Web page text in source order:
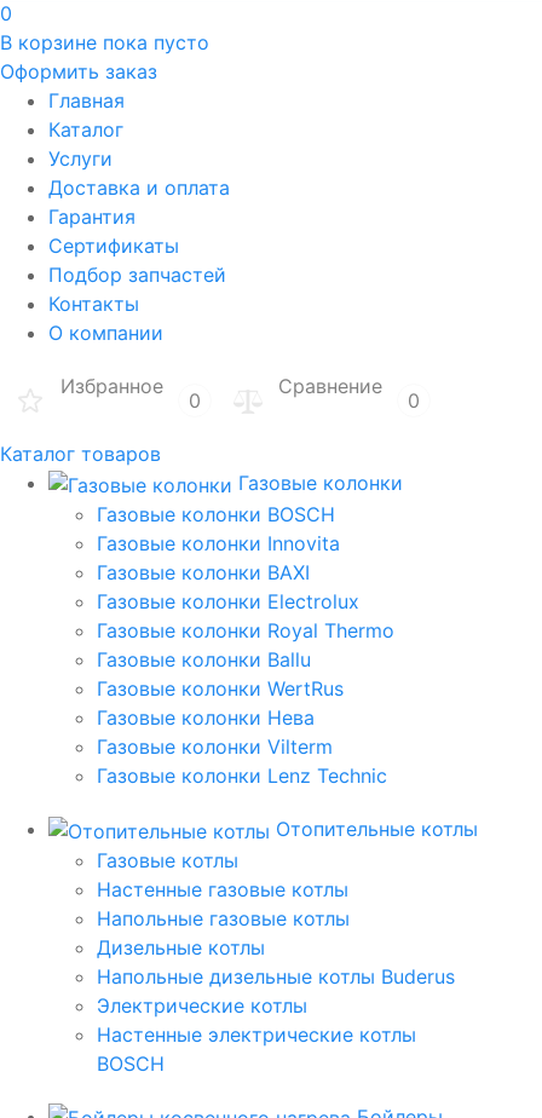
0
В корзине пока пусто
Оформить заказ
Главная
Каталог
Услуги
Доставка и оплата
Гарантия
Сертификаты
Подбор запчастей
Контакты
О компании
Избранное
0
Сравнение
0
Каталог товаров
Газовые колонки
Газовые колонки BOSCH
Газовые колонки Innovita
Газовые колонки BAXI
Газовые колонки Electrolux
Газовые колонки Royal Thermo
Газовые колонки Ballu
Газовые колонки WertRus
Газовые колонки Нева
Газовые колонки Vilterm
Газовые колонки Lenz Technic
Отопительные котлы
Газовые котлы
Настенные газовые котлы
Напольные газовые котлы
Дизельные котлы
Напольные дизельные котлы Buderus
Электрические котлы
Настенные электрические котлы
BOSCH